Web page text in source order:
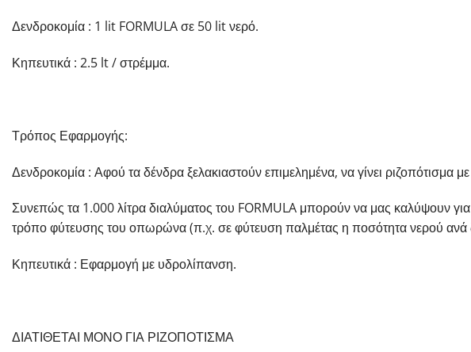
Δενδροκομία : 1 lit FORMULA σε 50 lit νερό.
Κηπευτικά : 2.5 lt / στρέμμα.
Τρόπος Εφαρμογής:
Δενδροκομία : Αφού τα δένδρα ξελακιαστούν επιμελημένα, να γίνει ριζοπότισμα
Συνεπώς τα 1.000 λίτρα διαλύματος του FORMULA μπορούν να μας καλύψουν
τρόπο φύτευσης του οπωρώνα (π.χ. σε φύτευση παλμέτας η ποσότητα νερού ανά
Κηπευτικά : Εφαρμογή με υδρολίπανση.
ΔΙΑΤΙΘΕΤΑΙ ΜΟΝΟ ΓΙΑ ΡΙΖΟΠΟΤΙΣΜΑ